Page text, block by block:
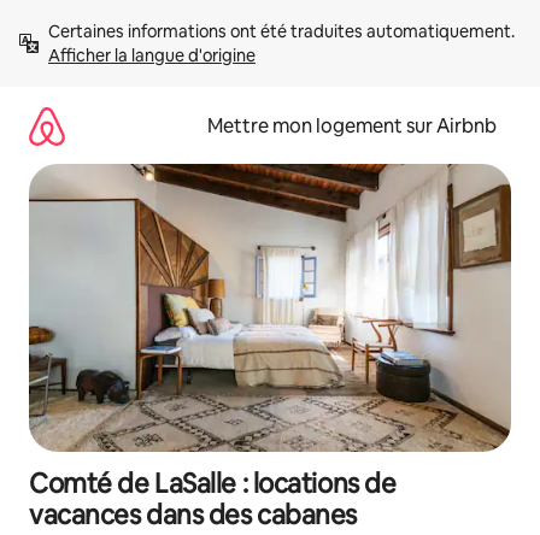
directement
Afficher la langue d'origine
Mettre mon logement sur Airbnb
Comté de LaSalle : locations de
vacances dans des cabanes